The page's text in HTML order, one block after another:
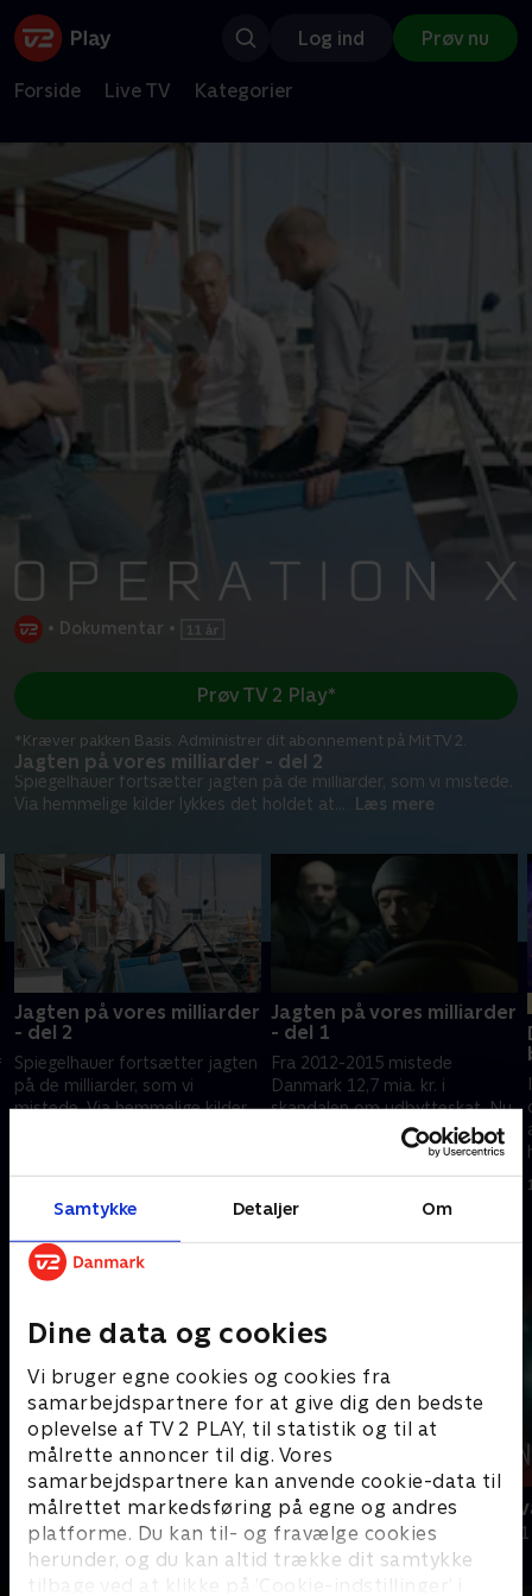
Samtykke Detaljer Om
Dine data og cookies
Vi bruger egne cookies og cookies fra
samarbejdspartnere for at give dig den bedste
oplevelse af TV 2 PLAY, til statistik og til at
målrette annoncer til dig. Vores
samarbejdspartnere kan anvende cookie-data til
målrettet markedsføring på egne og andres
platforme. Du kan til- og fravælge cookies
herunder, og du kan altid trække dit samtykke
tilbage ved at klikke på ’Cookie-indstillinger’ i
Log ind Prøv nu
Forside Live TV Kategorier
• Dokumentar •
Jagten på vores milliarder - del 2
Spiegelhauer fortsætter jagten på de milliarder, som vi mistede.
Via hemmelige kilder lykkes det holdet at
Læs mere
Prøv TV 2 Play*
*Kræver pakken Basis. Administrer dit abonnement på Mit TV 2.
Jagten på vores milliarder
- del 2
Spiegelhauer fortsætter jagten
på de milliarder, som vi
mistede. Via hemmelige kilder
amerikanske forretningsfolk.
Jagten på vores milliarder
- del 1
Fra 2012-2015 mistede
Danmark 12,7 mia. kr. i
skandalen om udbytteskat. Nu
tager Spiegelhauer på jagt
efter vores milliarder. For hvor
er de endt, og hvem stod bag?
25. september 2019 • 42 min
Andre så også
Manden der forblændede alle
Dokumentar • 1 sæsoner
Den sorte
Dokumentar •